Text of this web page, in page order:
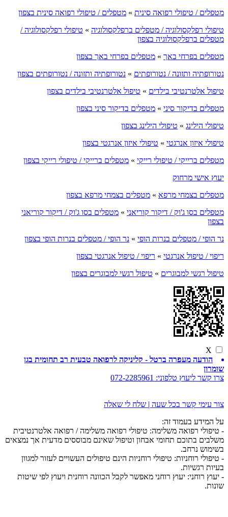
מטפלים / טיפולי רפואה סינית » מטפלים / טיפולי רפואה סינית בצפון
טיפולי רפלקסולוגיה / מטפלים ברפלקסולוגיה » טיפולי רפלקסולוגיה /
מטפלים ברפלקסולוגיה בצפון
מטפלים בפרחי באך » מטפלים בפרחי באך בצפון
נטורופתיה ותזונה / נטורופתים » נטורופתיה ותזונה / נטורופתים בצפון
טיפול אלטרנטיבי בילדים » טיפול אלטרנטיבי בילדים בצפון
מטפלים בדיקור סיני » מטפלים בדיקור סיני בצפון
טיפולי הילינג » טיפולי הילינג בצפון
טיפולי איזון אנרגטי » טיפולי איזון אנרגטי בצפון
מטפלים ברייקי / טיפולי רייקי » מטפלים ברייקי / טיפולי רייקי בצפון
יעוץ אישי מרחוק
מטפלים בצמחי מרפא » מטפלים בצמחי מרפא בצפון
מטפלים בסו ג'וק / דיקור קוריאני » מטפלים בסו ג'וק / דיקור קוריאני
בצפון
נר הופי / מטפלים בנרות הופי » נר הופי / מטפלים בנרות הופי בצפון
ריפוי / טיפול אנרגטי » ריפוי / טיפול אנרגטי בצפון
טיפול רגשי למבוגרים » טיפול רגשי למבוגרים בצפון
X
הודעה מעפרה ברטל - קליניקה לרפואה טבעית רב תחומית בגן
שומרון
צרו קשר ליעוץ טלפוני: 072-2285961
צור עימי קשר בכל שעה | שלח לי שאלה
על המידע בעמוד זה:
- טיפולי רפואה משלימה: טיפולי רפואה משלימה / רפואה אלטרנטיבית
משלבים בתוכם תחומי אבחון וטיפול שאינם מבוססים מדעית אך נמצאים
בשימוש נרחב.
- טיפולי רוחניות: טיפולי רוחניות הינם טיפולים העשויים לעזור למגוון
בעיות רגשיות.
- יעוץ רוחני: יעוץ רוחני מאפשר לקבל הכוונה רוחנית ויעוץ לפי שיטות
שונות.